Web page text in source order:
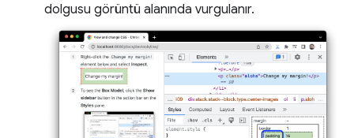
dolgusu görüntü alanında vurgulanır.